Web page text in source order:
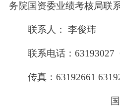
务院国资委业绩考核局联系
联系人： 李俊玮
联系电话：63193027
传真：63192661
国务院国有